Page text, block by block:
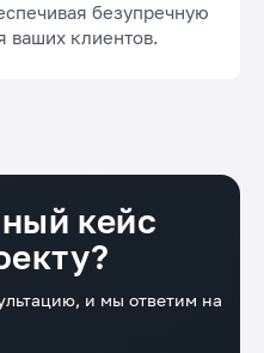
безупречную
ваших клиентов.
кейс
и мы ответим на